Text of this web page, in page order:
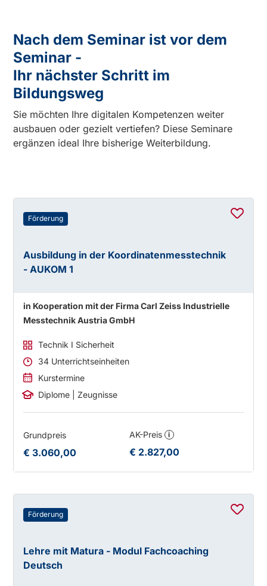
Nach dem Seminar ist vor dem
Seminar -
Ihr nächster Schritt im
Bildungsweg
Sie möchten Ihre digitalen Kompetenzen weiter
ausbauen oder gezielt vertiefen? Diese Seminare
ergänzen ideal Ihre bisherige Weiterbildung.
Förderung
Ausbildung in der Koordinatenmesstechnik
- AUKOM 1
in Kooperation mit der Firma Carl Zeiss Industrielle
Messtechnik Austria GmbH
Technik I Sicherheit
34 Unterrichtseinheiten
Kurstermine
Diplome | Zeugnisse
Grundpreis
€ 3.060,00
AK-Preis i
€ 2.827,00
Förderung
Lehre mit Matura - Modul Fachcoaching
Deutsch